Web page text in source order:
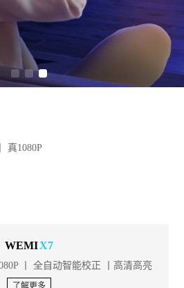
真1080P
WEMIX7
丨 全自动智能校正 丨高清高亮